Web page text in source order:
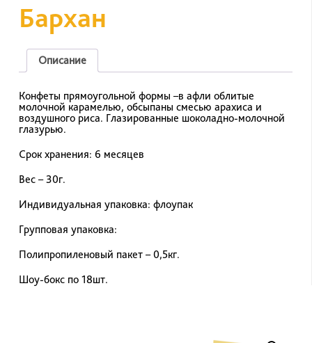
Бархан
Описание
Конфеты прямоугольной формы –в афли облитые
молочной карамелью, обсыпаны смесью арахиса и
воздушного риса. Глазированные шоколадно-молочной
глазурью.
Срок хранения: 6 месяцев
Вес – 30г.
Индивидуальная упаковка: флоупак
Групповая упаковка:
Полипропиленовый пакет – 0,5кг.
Шоу-бокс по 18шт.